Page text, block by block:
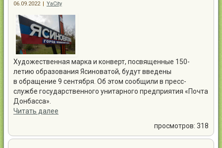
06.09.2022 YaCity
Художественная марка и конверт, посвященные 150-
летию образования Ясиноватой, будут введены
в обращение 9 сентября. Об этом сообщили в пресс-
службе государственного унитарного предприятия «Почта
Донбасса».
Читать далее
просмотров: 318